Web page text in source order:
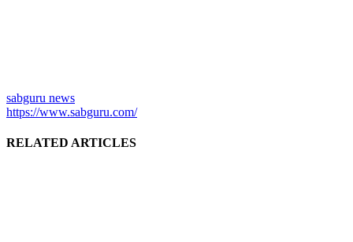
sabguru news
https://www.sabguru.com/
RELATED ARTICLES